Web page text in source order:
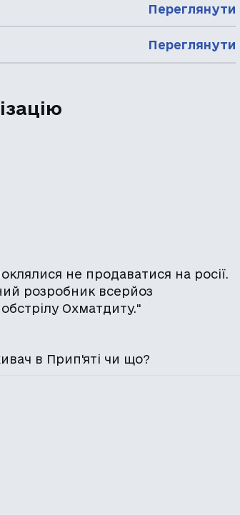
Переглянути
Переглянути
не продаватися на росії.
розробник всерйоз
Охматдиту."
в Прип'яті чи що?